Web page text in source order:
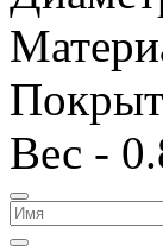
Вес -